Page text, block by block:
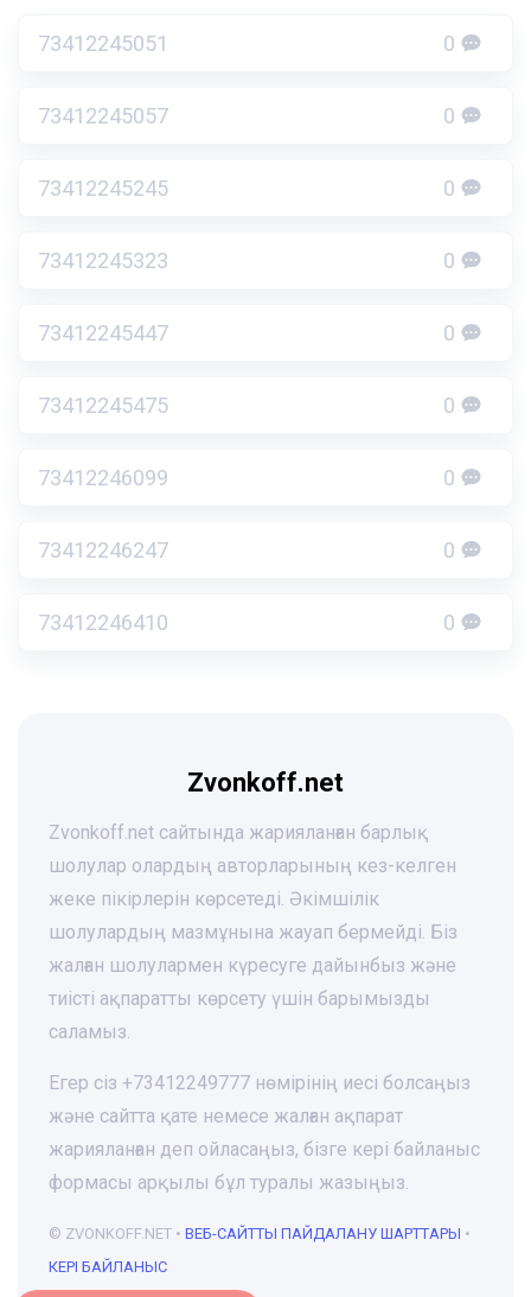
73412245051 0
73412245057 0
73412245245 0
73412245323 0
73412245447 0
73412245475 0
73412246099 0
73412246247 0
73412246410 0
Zvonkoff.net
Zvonkoff.net сайтында жарияланған барлық
шолулар олардың авторларының кез-келген
жеке пікірлерін көрсетеді. Әкімшілік
шолулардың мазмұнына жауап бермейді. Біз
жалған шолулармен күресуге дайынбыз және
тиісті ақпаратты көрсету үшін барымызды
саламыз.
Егер сіз +73412249777 нөмірінің иесі болсаңыз
және сайтта қате немесе жалған ақпарат
жарияланған деп ойласаңыз, бізге кері байланыс
формасы арқылы бұл туралы жазыңыз.
© ZVONKOFF.NET • ВЕБ-CАЙТТЫ ПАЙДАЛАНУ ШАРТТАРЫ •
КЕРІ БАЙЛАНЫС